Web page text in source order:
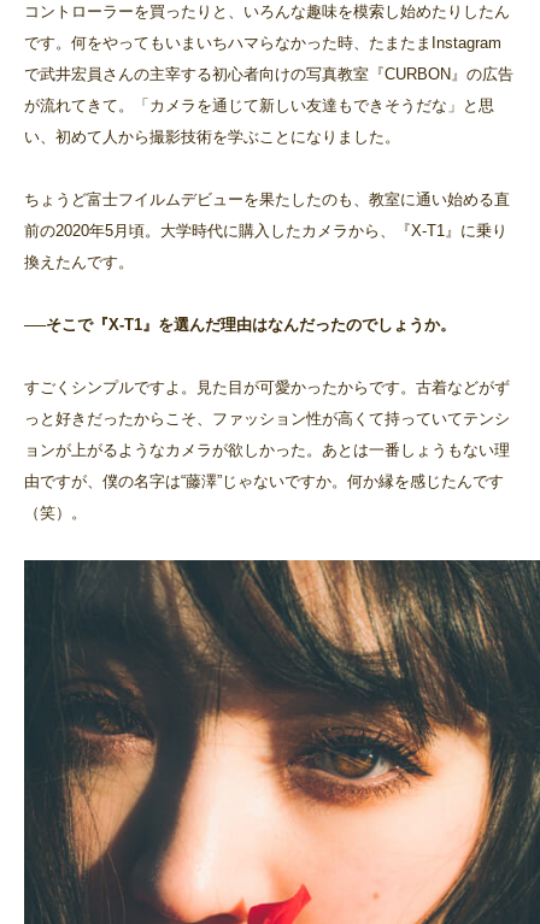
コントローラーを買ったりと、いろんな趣味を模索し始めたりしたん
です。何をやってもいまいちハマらなかった時、たまたまInstagram
で武井宏員さんの主宰する初心者向けの写真教室『CURBON』の広告
が流れてきて。「カメラを通じて新しい友達もできそうだな」と思
い、初めて人から撮影技術を学ぶことになりました。
ちょうど富士フイルムデビューを果たしたのも、教室に通い始める直
前の2020年5月頃。大学時代に購入したカメラから、『X-T1』に乗り
換えたんです。
──そこで『X-T1』を選んだ理由はなんだったのでしょうか。
すごくシンプルですよ。見た目が可愛かったからです。古着などがず
っと好きだったからこそ、ファッション性が高くて持っていてテンシ
ョンが上がるようなカメラが欲しかった。あとは一番しょうもない理
由ですが、僕の名字は“藤澤”じゃないですか。何か縁を感じたんです
（笑）。